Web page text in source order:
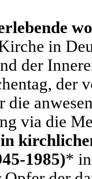
in
der
der
via die
1985)*